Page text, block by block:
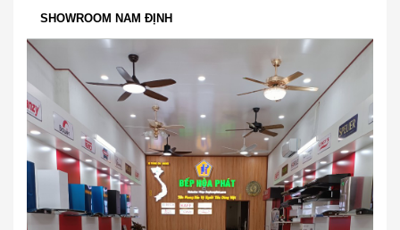
SHOWROOM NAM ĐỊNH